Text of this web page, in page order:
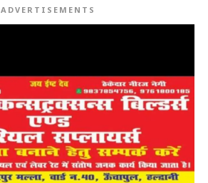
ADVERTISEMENTS